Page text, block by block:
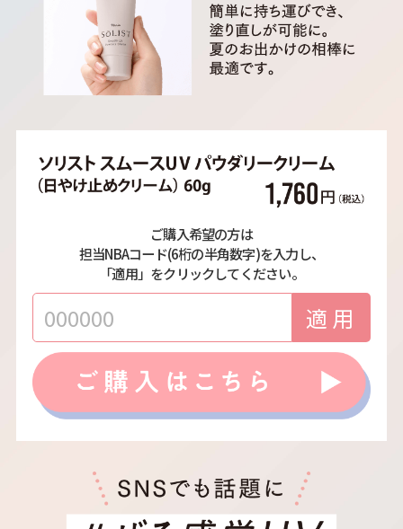
ご購入希望の方は
担当NBAコード(6桁の半角数字)を入力し、
「適用」をクリックしてください。
適用